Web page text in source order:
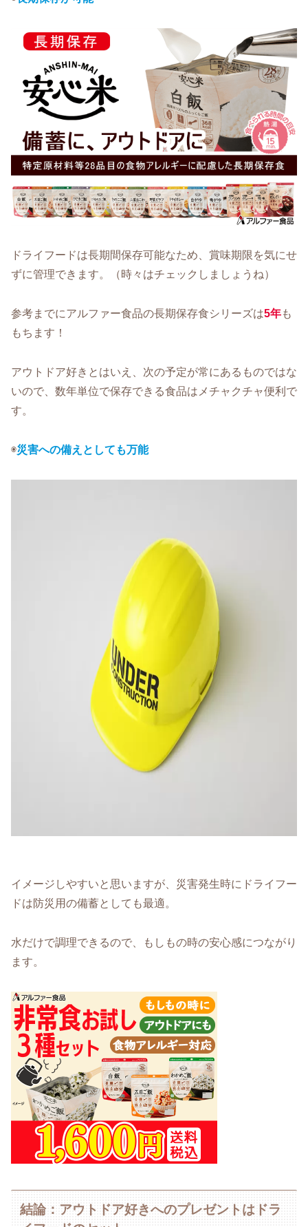
ドライフードは長期間保存可能なため、賞味期限を気にせ
ずに管理できます。（時々はチェックしましょうね）
参考までにアルファー食品の長期保存食シリーズは5年も
もちます！
アウトドア好きとはいえ、次の予定が常にあるものではな
いので、数年単位で保存できる食品はメチャクチャ便利で
す。
︎◉災害への備えとして も万能
イメージしやすいと思いますが、災害発生時にドライフー
ドは防災用の備蓄としても最適。
水だけで調理できるので、もしもの時の安心感につながり
ます。
結論：アウトドア好きへのプレゼントはドラ